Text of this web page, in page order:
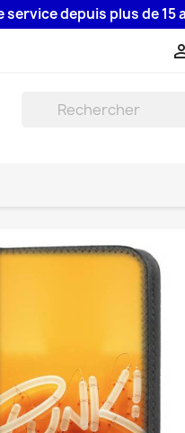
depuis plus de 15